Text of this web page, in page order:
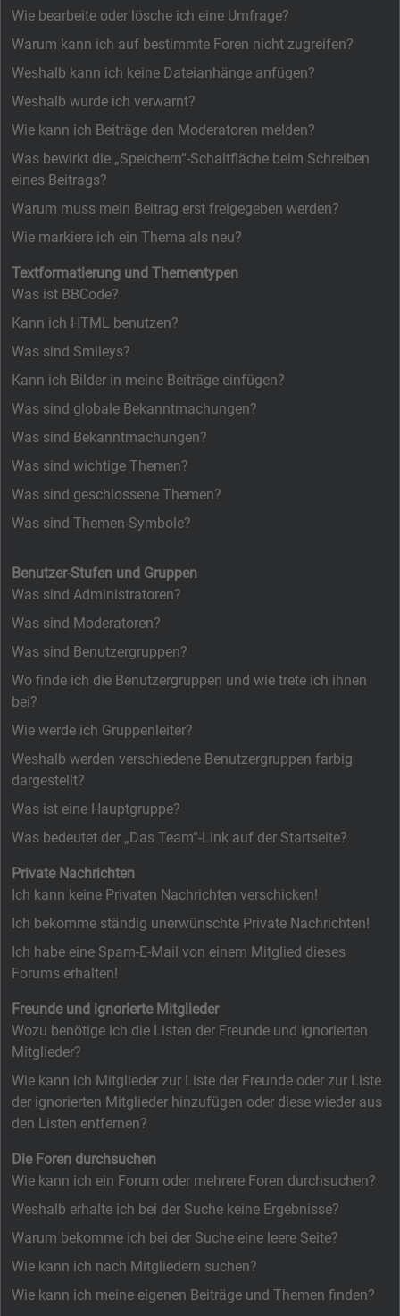
Wie bearbeite oder lösche ich eine Umfrage?
Warum kann ich auf bestimmte Foren nicht zugreifen?
Weshalb kann ich keine Dateianhänge anfügen?
Weshalb wurde ich verwarnt?
Wie kann ich Beiträge den Moderatoren melden?
Was bewirkt die „Speichern“-Schaltfläche beim Schreiben
eines Beitrags?
Warum muss mein Beitrag erst freigegeben werden?
Wie markiere ich ein Thema als neu?
Textformatierung und Thementypen
Was ist BBCode?
Kann ich HTML benutzen?
Was sind Smileys?
Kann ich Bilder in meine Beiträge einfügen?
Was sind globale Bekanntmachungen?
Was sind Bekanntmachungen?
Was sind wichtige Themen?
Was sind geschlossene Themen?
Was sind Themen-Symbole?
Benutzer-Stufen und Gruppen
Was sind Administratoren?
Was sind Moderatoren?
Was sind Benutzergruppen?
Wo finde ich die Benutzergruppen und wie trete ich ihnen
bei?
Wie werde ich Gruppenleiter?
Weshalb werden verschiedene Benutzergruppen farbig
dargestellt?
Was ist eine Hauptgruppe?
Was bedeutet der „Das Team“-Link auf der Startseite?
Private Nachrichten
Ich kann keine Privaten Nachrichten verschicken!
Ich bekomme ständig unerwünschte Private Nachrichten!
Ich habe eine Spam-E-Mail von einem Mitglied dieses
Forums erhalten!
Freunde und ignorierte Mitglieder
Wozu benötige ich die Listen der Freunde und ignorierten
Mitglieder?
Wie kann ich Mitglieder zur Liste der Freunde oder zur Liste
der ignorierten Mitglieder hinzufügen oder diese wieder aus
den Listen entfernen?
Die Foren durchsuchen
Wie kann ich ein Forum oder mehrere Foren durchsuchen?
Weshalb erhalte ich bei der Suche keine Ergebnisse?
Warum bekomme ich bei der Suche eine leere Seite?
Wie kann ich nach Mitgliedern suchen?
Wie kann ich meine eigenen Beiträge und Themen finden?